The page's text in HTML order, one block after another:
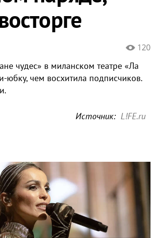
120
чудес» в миланском театре «Ла
юбку, чем восхитила подписчиков.
Источник: L!FE.ru